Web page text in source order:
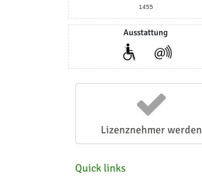
1455
Ausstattung
Lizenznehmer werden
Quick links